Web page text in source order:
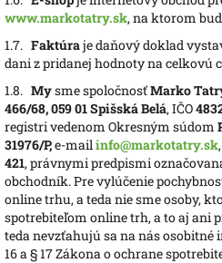
www.markotatry.sk, na ktorom
1.7. Faktúraje daňový doklad
dani z pridanej hodnoty na celkovú
1.8. Mysme spoločnosťMarko
466/68, 059 01 Spišská Belá, IČO
registri vedenom Okresným súdom
31976/P,e-mailinfo@markotatry.sk
421, právnymi predpismi
obchodník. Pre vylúčenie
online trhu, a teda nie sme osoby,
spotrebiteľom online trh, a to aj ani
teda nevzťahujú sa na nás
16 a § 17 Zákona o ochrane